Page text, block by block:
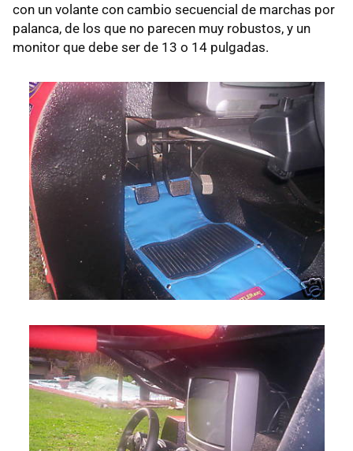
con un volante con cambio secuencial de marchas por
palanca, de los que no parecen muy robustos, y un
monitor que debe ser de 13 o 14 pulgadas.